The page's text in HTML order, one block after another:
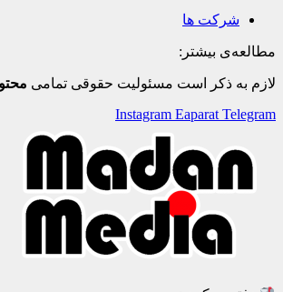
شرکت ها
مطالعه‌ی بیشتر:
لازم به ذکر است مسئولیت حقوقی تمامی
Instagram Eaparat Telegram